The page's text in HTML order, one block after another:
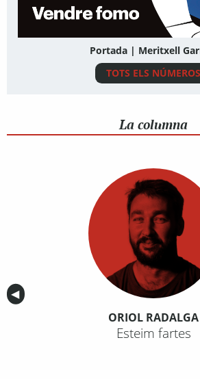
Portada | Meritxell
TOTS ELS NÚMEROS
La columna
Anterior
◀︎
ORIOL RADALGA
Esteim fartes